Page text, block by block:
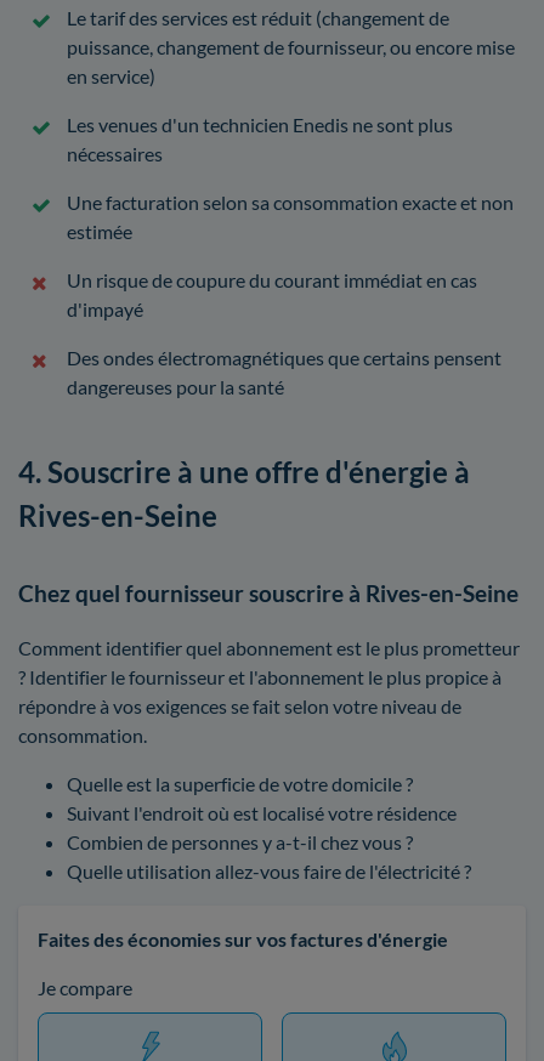
Le tarif des services est réduit (changement de
puissance, changement de fournisseur, ou encore mise
en service)
Les venues d'un technicien Enedis ne sont plus
nécessaires
Une facturation selon sa consommation exacte et non
estimée
Un risque de coupure du courant immédiat en cas
d'impayé
Des ondes électromagnétiques que certains pensent
dangereuses pour la santé
4. Souscrire à une offre d'énergie à
Rives-en-Seine
Chez quel fournisseur souscrire à Rives-en-Seine
Comment identifier quel abonnement est le plus prometteur
? Identifier le fournisseur et l'abonnement le plus propice à
répondre à vos exigences se fait selon votre niveau de
consommation.
Quelle est la superficie de votre domicile ?
Suivant l'endroit où est localisé votre résidence
Combien de personnes y a-t-il chez vous ?
Quelle utilisation allez-vous faire de l'électricité ?
Faites des économies sur vos factures d'énergie
Je compare